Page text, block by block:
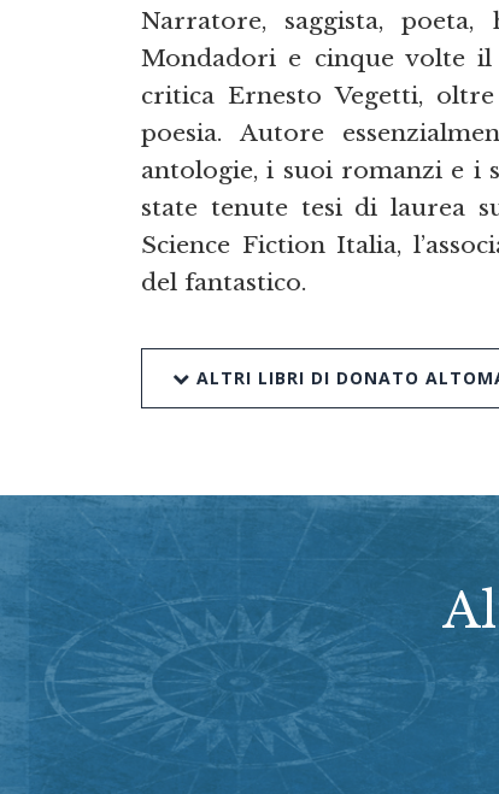
Narratore, saggista,
Mondadori e cinque volte
critica Ernesto Vegetti,
poesia. Autore
antologie, i suoi romanzi e i
state tenute tesi di laurea
Science Fiction Italia,
del fantastico.
ALTRI LIBRI DI DONATO